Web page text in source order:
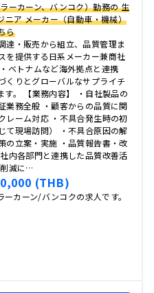
ーカーン、バンコク）勤務の 生
ニア メーカー（自動車・機械）
ら
達・販売から組立、品質管理ま
を提供する日系メーカー兼商社
ベトナムなど海外拠点と連携
くりとグローバルなサプライチ
す。 【業務内容】 ・自社製品の
業務全般 ・顧客からの品質に関
レーム対応 ・不具合発生時の初
て現場訪問） ・不具合原因の解
の立案・実施 ・品質報告書・改
内各部門と連携した品質改善活
減に…
(THB)
カーン/バンコクの求人です。